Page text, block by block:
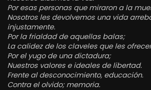
Por esas personas que miraron a la
Nosotros les devolvemos una vida
injustamente.
Por la frialdad de aquellas balas;
La calidez de los claveles que les
Por el yugo de una dictadura;
Nuestros valores e ideales de libertad.
Frente al desconocimiento, educación.
Contra el olvido; memoria.